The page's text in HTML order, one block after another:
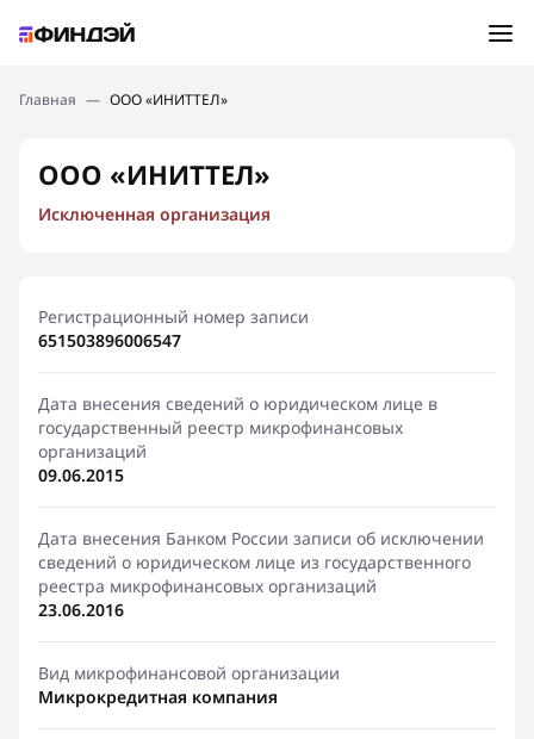
Подбор займа
Новости
Финансовое просвещение
Главная — ООО «ИНИТТЕЛ»
ООО «ИНИТТЕЛ»
Исключенная организация
Регистрационный номер записи
651503896006547
Дата внесения сведений о юридическом лице в
государственный реестр микрофинансовых
организаций
09.06.2015
Дата внесения Банком России записи об исключении
сведений о юридическом лице из государственного
реестра микрофинансовых организаций
23.06.2016
Вид микрофинансовой организации
Микрокредитная компания
Ошибка:Контактная форма не найдена.
Спасибо, что написали нам
Мы свяжемся с Вами в ближайшее время и сообщим
результат
Отправить новый запрос